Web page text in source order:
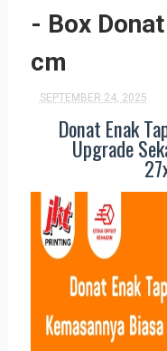
- Box
cm
SEPTEMBER 24, 2025
Donat Enak
Upgrade